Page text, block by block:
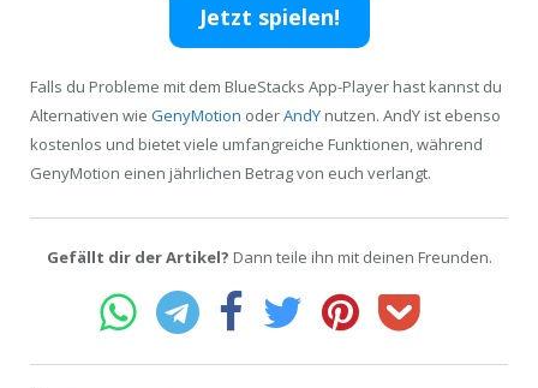
Jetzt spielen!
Falls du Probleme mit dem BlueStacks App-Player hast kannst du
Alternativen wie GenyMotion oderAndY nutzen. AndY ist ebenso
kostenlos und bietet viele umfangreiche Funktionen, während
GenyMotion einen jährlichen Betrag von euch verlangt.
Gefällt dir der Artikel? Dann teile ihn mit deinen Freunden.